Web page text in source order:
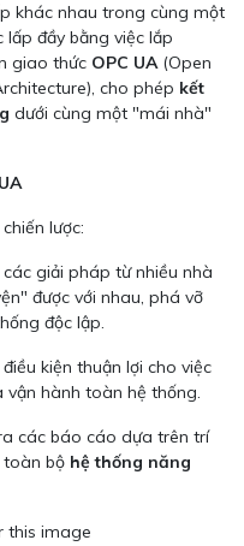
khác nhau trong cùng một
lấp đầy bằng việc lắp
giao thức OPC UA(Open
cho phép kết
dưới cùng một "mái nhà"
lược:
giải pháp từ nhiều nhà
được với nhau, phá vỡ
độc lập.
kiện thuận lợi cho việc
hành toàn hệ thống.
các báo cáo dựa trên trí
toàn bộ hệ thống năng